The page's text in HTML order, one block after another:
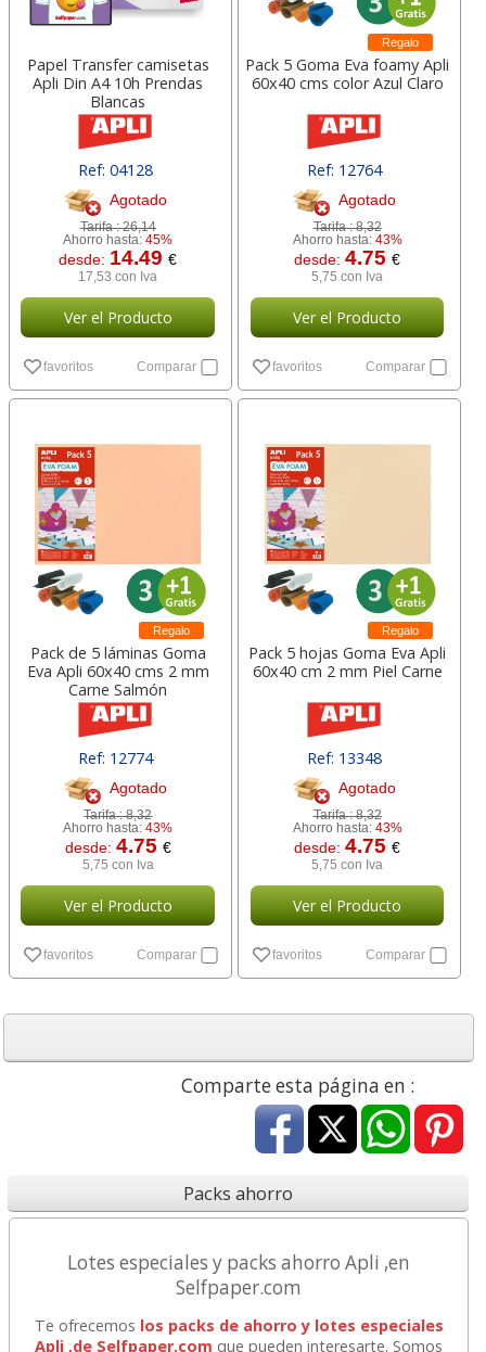
Papel Transfer camisetas
Apli Din A4 10h Prendas
Blancas
Ref: 04128
Agotado
Tarifa :26,14
Ahorro hasta:45%
desde: 14.49€
17,53 con Iva
Ver el Producto
favoritos Comparar
Regalo
Pack 5 Goma Eva foamy Apli
60x40 cms color Azul Claro
Ref: 12764
Agotado
Tarifa :8,32
Ahorro hasta: 43%
desde:4.75€
5,75 con Iva
Ver el Producto
favoritos Comparar
Regalo
Pack de 5 láminas Goma
Eva Apli 60x40 cms 2 mm
Carne Salmón
Ref: 12774
Agotado
Tarifa :8,32
Ahorro hasta:43%
desde: 4.75 €
5,75 con Iva
Ver el Producto
favoritos Comparar
Regalo
Pack 5 hojas Goma Eva Apli
60x40 cm 2 mm Piel Carne
Ref: 13348
Agotado
Tarifa :8,32
Ahorro hasta: 43%
desde:4.75€
5,75 con Iva
Ver el Producto
favoritos Comparar
Comparte esta página en :
Packs ahorro
Lotes especiales y packs ahorro Apli ,en
Selfpaper.com
Te ofrecemos los packs de ahorro y lotes especiales
Apli ,de Selfpaper.com que pueden interesarte. Somos